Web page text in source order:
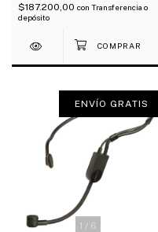
$187.200,00 con Transferencia o
depósito
1 / 6
ENVÍO GRATIS